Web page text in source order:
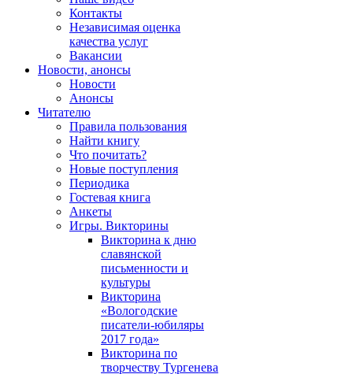
Контакты
Независимая оценка
качества услуг
Вакансии
Новости, анонсы
Новости
Анонсы
Читателю
Правила пользования
Найти книгу
Что почитать?
Новые поступления
Периодика
Гостевая книга
Анкеты
Игры. Викторины
Викторина к дню
славянской
письменности и
культуры
Викторина
«Вологодские
писатели-юбиляры
2017 года»
Викторина по
творчеству Тургенева